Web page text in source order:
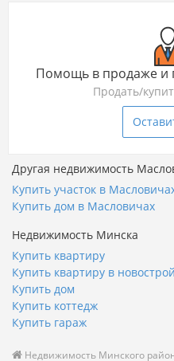
Помощь в продаже и
Продать/
Другая недвижимость
Купить участок в
Купить дом в Масловичах
Недвижимость Минска
Купить квартиру
Купить квартиру в
Купить дом
Купить коттедж
Купить гараж
Недвижимость Минского